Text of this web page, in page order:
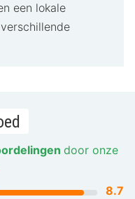
een lokale
door onze
8.7